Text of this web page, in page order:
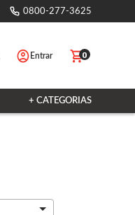
0800-277-3625
Entrar 0
+ CATEGORIAS